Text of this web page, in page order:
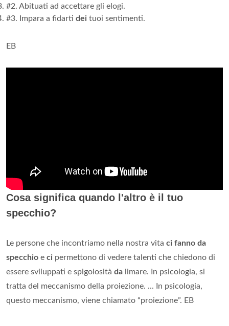
#2. Abituati ad accettare gli elogi.
#3. Impara a fidarti dei tuoi sentimenti.
EB
Cosa significa quando l'altro è il tuo
specchio?
Le persone che incontriamo nella nostra vita ci fanno da
specchio e ci permettono di vedere talenti che chiedono di
essere sviluppati e spigolosità da limare. In psicologia, si
tratta del meccanismo della proiezione. ... In psicologia,
questo meccanismo, viene chiamato “proiezione”. EB